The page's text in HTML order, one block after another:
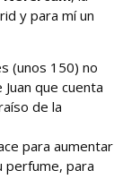
y para mí un
(unos 150) no
que cuenta
de la
para aumentar
perfume, para